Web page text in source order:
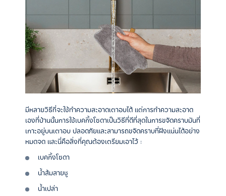
มีหลายวิธีที่จะใช้ทำความสะอาดเตาอบได้ แต่การทำความสะอาด
เองที่บ้านนั้นการใช้เบคกิ้งโซดาเป็นวิธีที่ดีที่สุดในการขจัดคราบมันที่
เกาะอยู่บนเตาอบ ปลอดภัยและสามารถขจัดคราบที่ฝังแน่นได้อย่าง
หมดจด และนี่คือสิ่งที่คุณต้องเตรียมเอาไว้ :
เบคกิ้งโซดา
น้ำส้มสายชู
น้ำเปล่า